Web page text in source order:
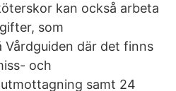
kan också arbeta
som
Vårdguiden där det finns
och
samt 24